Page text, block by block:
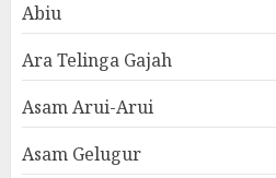
Abiu
Ara Telinga Gajah
Asam Arui-Arui
Asam Gelugur